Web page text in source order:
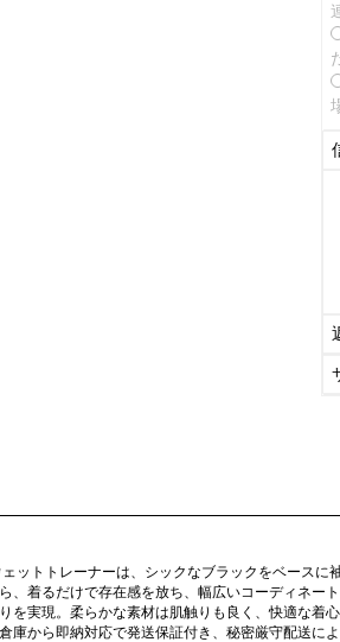
ットトレーナーは、シックなブラックをベース
、着るだけで存在感を放ち、幅広いコーディネー
を実現。柔らかな素材は肌触りも良く、快適な着
庫から即納対応で発送保証付き、秘密厳守配送に